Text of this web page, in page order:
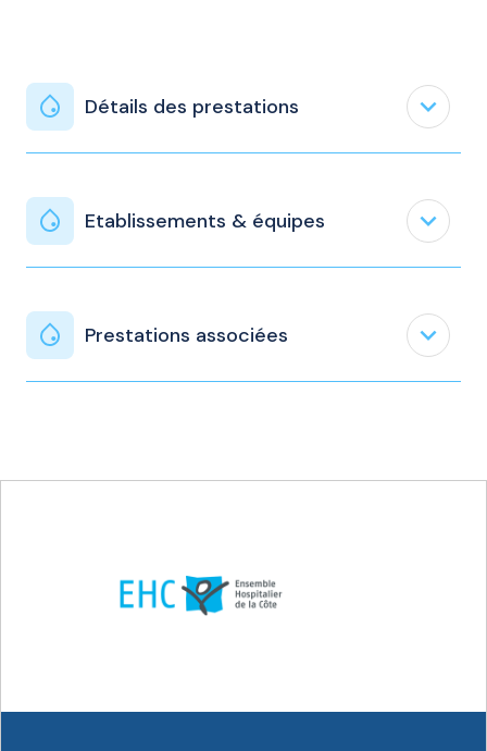
Détails des prestations expand_less
Etablissements & équipes expand_less
Prestations associées expand_less